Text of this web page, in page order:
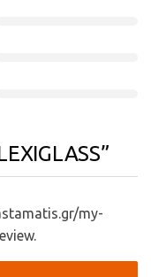
my-